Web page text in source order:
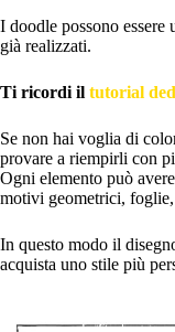
I doodle possono essere
già realizzati.
Ti ricordi il tutorial
Se non hai voglia di
provare a riempirli con
Ogni elemento può
motivi geometrici,
In questo modo il
acquista uno stile più